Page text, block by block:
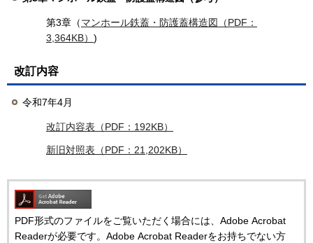
第3章（マンホール鉄蓋・防護蓋構造図（PDF：
3,364KB） )
改訂内容
令和7年4月
改訂内容表（PDF：192KB）
新旧対照表（PDF：21,202KB）
PDF形式のファイルをご覧いただく場合には、Adobe Acrobat
Readerが必要です。Adobe Acrobat Readerをお持ちでない方